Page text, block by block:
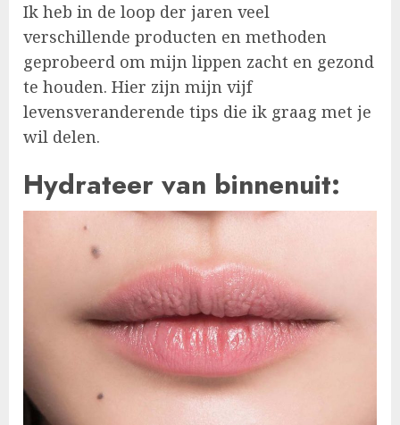
Ik heb in de loop der jaren veel
verschillende producten en methoden
geprobeerd om mijn lippen zacht en gezond
te houden. Hier zijn mijn vijf
levensveranderende tips die ik graag met je
wil delen.
Hydrateer van binnenuit: